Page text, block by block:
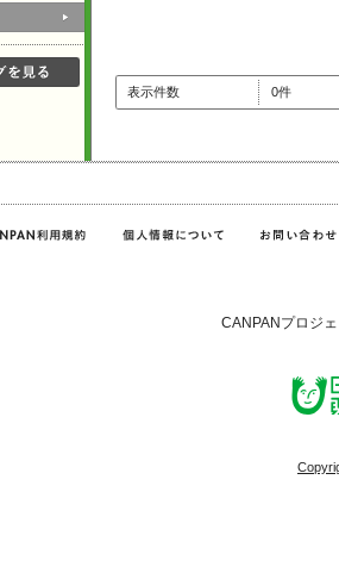
表示件数 0件
CANPANプロジ